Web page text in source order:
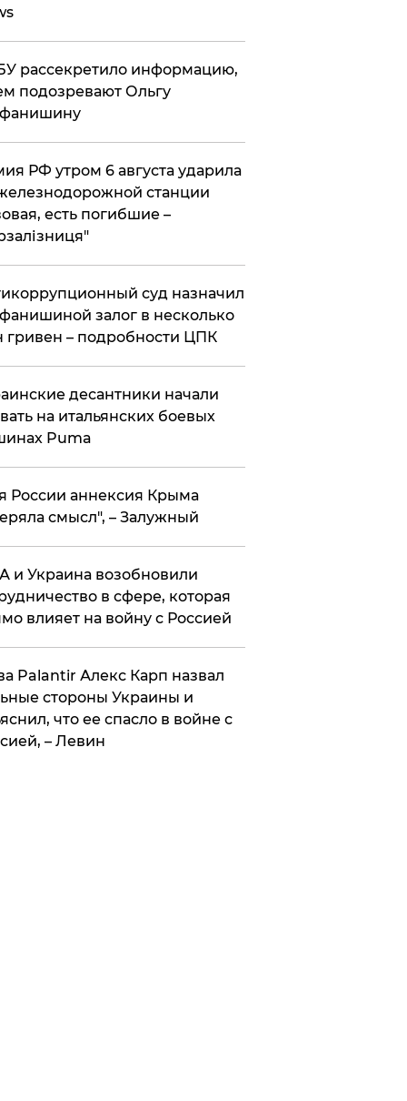
рассекретило информацию,
подозревают Ольгу
РФ утром 6 августа ударила
станции
есть погибшие –
суд назначил
залог в несколько
гривен – подробности ЦПК
десантники начали
на итальянских боевых
Puma
России аннексия Крыма
смысл", – Залужный
и Украина возобновили
в сфере, которая
влияет на войну с Россией
Palantir Алекс Карп назвал
стороны Украины и
что ее спасло в войне с
– Левин